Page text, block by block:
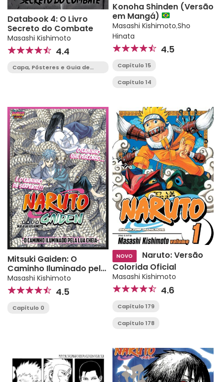
Databook 4: O Livro
Secreto do Combate
Masashi Kishimoto
4.4
Capa, Pôsteres e Guia de
Konoha Shinden (Versão
em Mangá)
Masashi Kishimoto,Sho
Hinata
4.5
Capítulo 15
Capítulo 14
Mitsuki Gaiden: O
Caminho Iluminado pela
Lua Cheia
Masashi Kishimoto
4.5
Capítulo 0
NOVO
Naruto: Versão
Colorida Oficial
Masashi Kishimoto
4.6
Capítulo 179
Capítulo 178